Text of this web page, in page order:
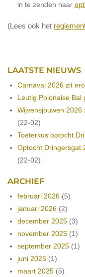
in te zenden naar
(Lees ook het
LAATSTE NIEUWS
Carnaval 2026 zit
Leutig Polonaise Bal
Wijvensjouwen 2026
(22-02)
Toeterkus optocht
Optocht Dringersgat
(22-02)
ARCHIEF
februari 2026 (5)
januari 2026 (2)
december 2025 (3)
november 2025 (1)
september 2025 (1)
juni 2025 (1)
maart 2025 (5)